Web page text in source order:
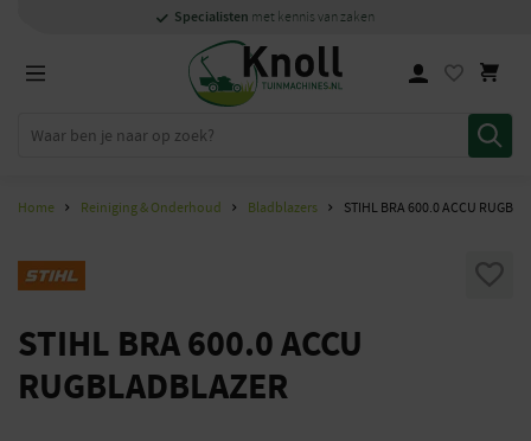
Specialisten met kennis van zaken
1000m2showroom in Staphorst
Persoonlijkensnelcontact
Specialisten met kennis van zaken
Home Reiniging & Onderhoud Bladblazers STIHL BRA 600.0 ACCU
STIHL BRA 600.0 ACCU
RUGBLADBLAZER